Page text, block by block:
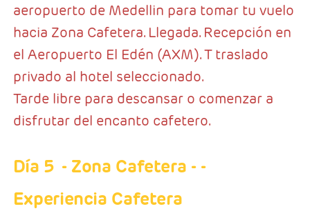
aeropuerto de Medellin para tomar tu vuelo
hacia Zona Cafetera. Llegada. Recepción en
el Aeropuerto El Edén (AXM). T traslado
privado al hotel seleccionado.
Tarde libre para descansar o comenzar a
disfrutar del encanto cafetero.
Día 5 - Zona Cafetera - -
Experiencia Cafetera